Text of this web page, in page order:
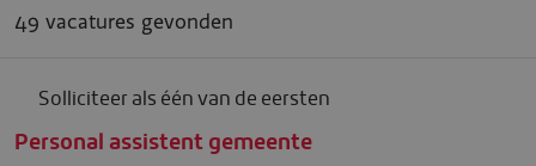
49 vacatures gevonden
Solliciteer als één van de eersten
Personal assistent gemeente